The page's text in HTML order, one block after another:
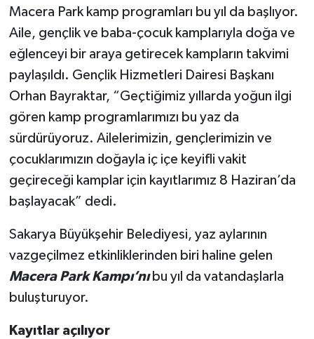
Macera Park kamp programları bu yıl da başlıyor.
Aile, gençlik ve baba-çocuk kamplarıyla doğa ve
eğlenceyi bir araya getirecek kampların takvimi
paylaşıldı. Gençlik Hizmetleri Dairesi Başkanı
Orhan Bayraktar, “Geçtiğimiz yıllarda yoğun ilgi
gören kamp programlarımızı bu yaz da
sürdürüyoruz. Ailelerimizin, gençlerimizin ve
çocuklarımızın doğayla iç içe keyifli vakit
geçireceği kamplar için kayıtlarımız 8 Haziran’da
başlayacak” dedi.
Sakarya Büyükşehir Belediyesi, yaz aylarının
vazgeçilmez etkinliklerinden biri haline gelen
Macera Park Kampı’nı bu yıl da vatandaşlarla
buluşturuyor.
Kayıtlar açılıyor